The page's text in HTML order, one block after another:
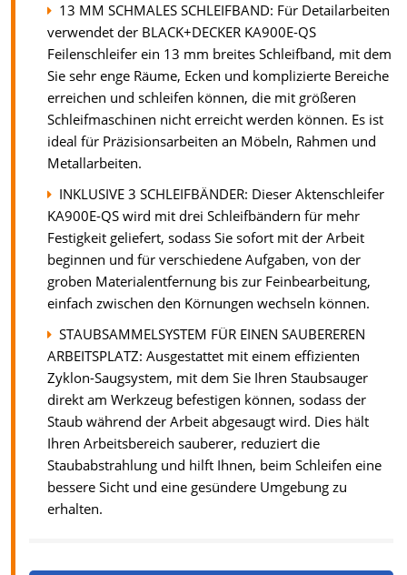
13 MM SCHMALES SCHLEIFBAND: Für Detailarbeiten
verwendet der BLACK+DECKER KA900E-QS
Feilenschleifer ein 13 mm breites Schleifband, mit dem
Sie sehr enge Räume, Ecken und komplizierte Bereiche
erreichen und schleifen können, die mit größeren
Schleifmaschinen nicht erreicht werden können. Es ist
ideal für Präzisionsarbeiten an Möbeln, Rahmen und
Metallarbeiten.
INKLUSIVE 3 SCHLEIFBÄNDER: Dieser Aktenschleifer
KA900E-QS wird mit drei Schleifbändern für mehr
Festigkeit geliefert, sodass Sie sofort mit der Arbeit
beginnen und für verschiedene Aufgaben, von der
groben Materialentfernung bis zur Feinbearbeitung,
einfach zwischen den Körnungen wechseln können.
STAUBSAMMELSYSTEM FÜR EINEN SAUBEREREN
ARBEITSPLATZ: Ausgestattet mit einem effizienten
Zyklon-Saugsystem, mit dem Sie Ihren Staubsauger
direkt am Werkzeug befestigen können, sodass der
Staub während der Arbeit abgesaugt wird. Dies hält
Ihren Arbeitsbereich sauberer, reduziert die
Staubabstrahlung und hilft Ihnen, beim Schleifen eine
bessere Sicht und eine gesündere Umgebung zu
erhalten.